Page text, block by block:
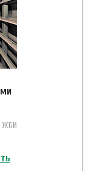
ЖБИ